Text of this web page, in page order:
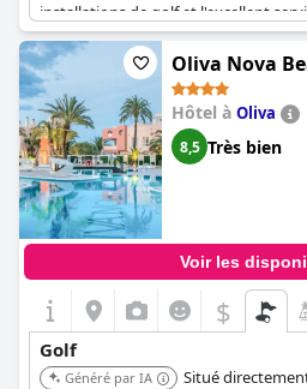
installations de golf et l'excellent
l'emplacement et le cadre paisible
aussi attrayant pour les non-
décoré, avec des chambres
sur le parcours de golf. Bien que
pas avoir assez de temps pour jouer
parcours est un atout indéniable. Les
de 18 trous en font un rêve pour les
l'hôtel Terraverda est un choix
golf, offrant une oasis de paix
parcours de golf.
Oliva Nova
Hôtel à Oliva
8,5 Très bien
Voir les
$
Golf
Généré par IA
Situé